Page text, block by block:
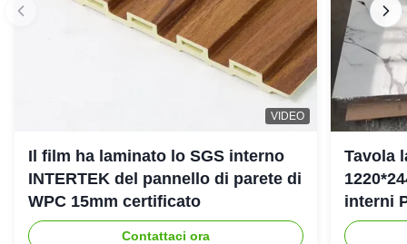
VIDEO
Il film ha laminato lo SGS interno
INTERTEK del pannello di parete di
WPC 15mm certificato
Contattaci ora
Tavola
interni